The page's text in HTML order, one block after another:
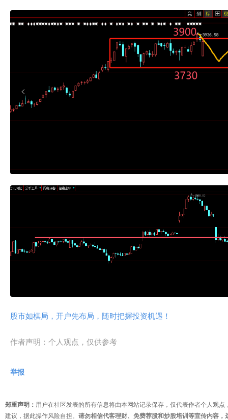
股市如棋局，开户先布局，随时把握投资机遇！
作者声明：个人观点，仅供参考
举报
郑重声明： 用户在社区发表的所有信息将由本网站记录保存，仅代表作者个人观
建议，据此操作风险自担。 请勿相信代客理财、免费荐股和炒股培训等宣传内容